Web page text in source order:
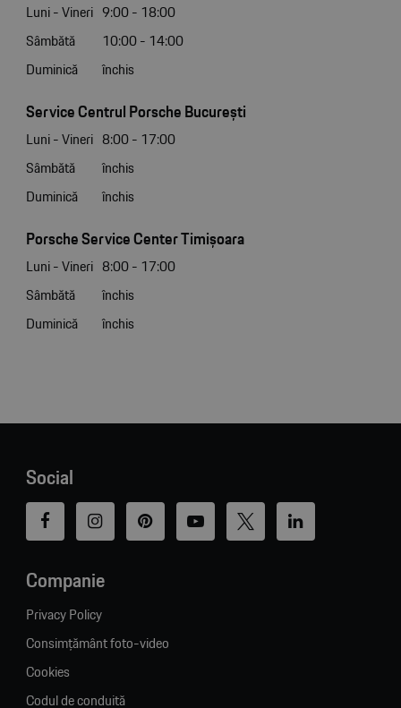
Luni - Vineri 9:00 - 18:00
Sâmbătă
10:00 - 14:00
Duminică
închis
Service Centrul Porsche București
Luni - Vineri 8:00 - 17:00
Sâmbătă
închis
Duminică
închis
Porsche Service Center Timișoara
Luni - Vineri 8:00 - 17:00
Sâmbătă
închis
Duminică
închis
Social
Companie
Privacy Policy
Consimțământ foto-video
Cookies
Codul de conduită